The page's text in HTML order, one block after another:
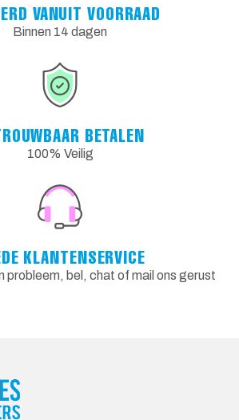
VANUIT VOORRAAD
Binnen 14 dagen
BETALEN
100% Veilig
KLANTENSERVICE
probleem, bel, chat of mail ons gerust